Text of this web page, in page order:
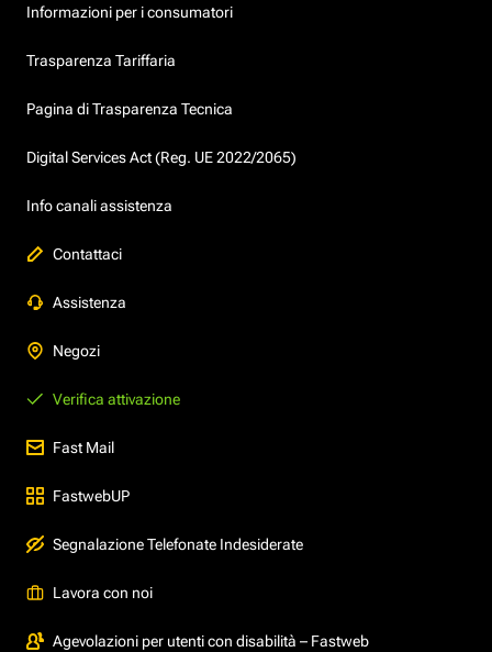
Informazioni per i consumatori
Trasparenza Tariffaria
Pagina di Trasparenza Tecnica
Digital Services Act (Reg. UE 2022/2065)
Info canali assistenza
Contattaci
Assistenza
Negozi
Verifica attivazione
Fast Mail
FastwebUP
Segnalazione Telefonate Indesiderate
Lavora con noi
Agevolazioni per utenti con disabilità – Fastweb